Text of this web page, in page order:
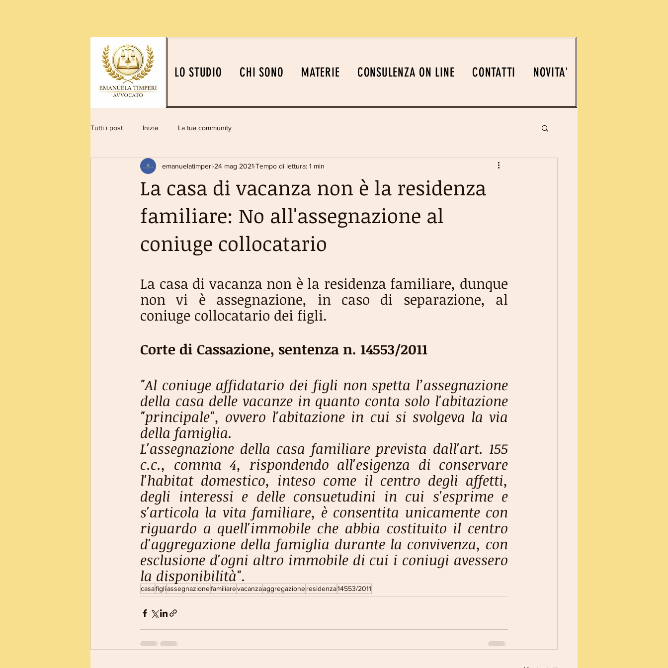
LO STUDIO CHI SONO MATERIE CONSULENZA ON LINE CONTATTI NOVITA'
Tutti i post Inizia La tua community
La casa di vacanza non è la residenza
familiare: No all'assegnazione al
coniuge collocatario
emanuelatimperi 24 mag 2021 Tempo di lettura: 1 min
La casa di vacanza non è la residenza familiare, dunque
non vi è assegnazione, in caso di separazione, al
coniuge collocatario dei figli.
Corte di Cassazione, sentenza n. 14553/2011
"Al coniuge affidatario dei figli non spetta l’assegnazione
della casa delle vacanze in quanto conta solo l'abitazione
"principale", ovvero l'abitazione in cui si svolgeva la via
della famiglia.
L'assegnazione della casa familiare prevista dall'art. 155
c.c., comma 4, rispondendo all'esigenza di conservare
l'habitat domestico, inteso come il centro degli affetti,
degli interessi e delle consuetudini in cui s'esprime e
s'articola la vita familiare, è consentita unicamente con
riguardo a quell'immobile che abbia costituito il centro
d'aggregazione della famiglia durante la convivenza, con
esclusione d'ogni altro immobile di cui i coniugi avessero
la disponibilità".
casafigliassegnazionefamiliarevacanzaaggregazioneresidenza14553/2011